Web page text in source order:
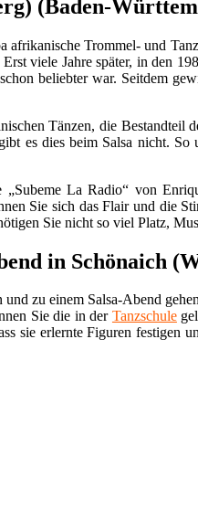
(Baden-
afrikanische Trommel- und
viele Jahre später, in den
beliebter war. Seitdem
Tänzen, die Bestandteil
es dies beim Salsa nicht.
„Subeme La Radio“ von
Sie sich das Flair und die
Sie nicht so viel Platz,
in Schönaich
zu einem Salsa-Abend
Sie die in der Tanzschule
sie erlernte Figuren